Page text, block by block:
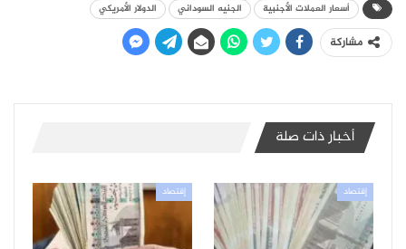
أسعار العملات الأجنبية الجنيه السوداني الدولار الأمريكي
مشاركة
أخبار ذات صلة
إقتصاد إقتصاد